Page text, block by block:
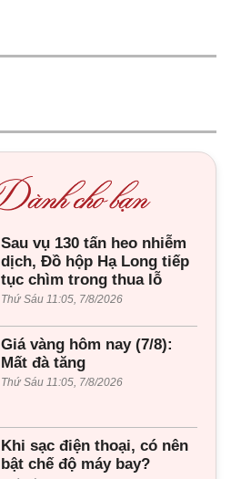
Sau vụ 130 tấn heo nhiễm
dịch, Đồ hộp Hạ Long tiếp
tục chìm trong thua lỗ
Thứ Sáu 11:05, 7/8/2026
Giá vàng hôm nay (7/8):
Mất đà tăng
Thứ Sáu 11:05, 7/8/2026
Khi sạc điện thoại, có nên
bật chế độ máy bay?